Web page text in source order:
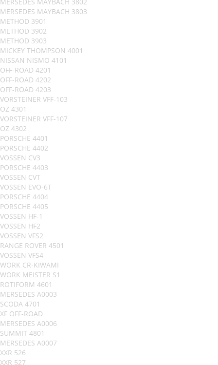
MERSEDES MAYBACH 3803
METHOD 3901
METHOD 3902
METHOD 3903
MICKEY THOMPSON 4001
NISSAN NISMO 4101
OFF-ROAD 4201
OFF-ROAD 4202
OFF-ROAD 4203
VORSTEINER VFF-103
OZ 4301
VORSTEINER VFF-107
OZ 4302
PORSCHE 4401
PORSCHE 4402
VOSSEN CV3
PORSCHE 4403
VOSSEN CVT
VOSSEN EVO-6T
PORSCHE 4404
PORSCHE 4405
VOSSEN HF-1
VOSSEN HF2
VOSSEN VFS2
RANGE ROVER 4501
VOSSEN VFS4
WORK CR-KIWAMI
WORK MEISTER S1
ROTIFORM 4601
MERSEDES A0003
SCODA 4701
XF OFF-ROAD
MERSEDES A0006
SUMMIT 4801
MERSEDES A0007
XXR 526
XXR 527